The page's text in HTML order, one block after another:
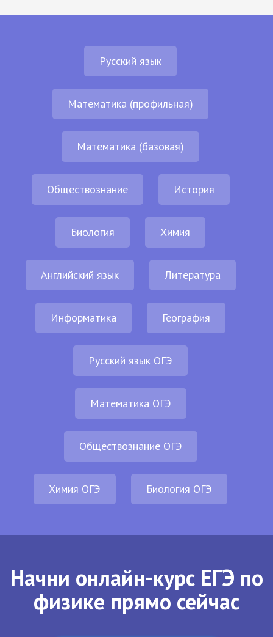
Русский язык
Математика (профильная)
Математика (базовая)
Обществознание История
Биология Химия
Английский язык Литература
Информатика География
Русский язык ОГЭ
Математика ОГЭ
Обществознание ОГЭ
Химия ОГЭ Биология ОГЭ
Начни онлайн-курс ЕГЭ по
физике прямо сейчас